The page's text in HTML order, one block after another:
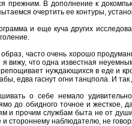
прежним. В дополнение к
очертить ее контуры,
и еще куча других
часто очень хорошо
я вижу, что одна известная
нуждающихся в еде и
едва гаснут огни танцпола. И
о себе немало
до обидного точное и жесткое,
и прочим службам быта не от
стороннему наблюдателю, не